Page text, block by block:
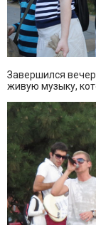
Завершился
живую музыку,